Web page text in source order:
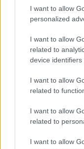
I want to allow
personalized
I want to allow
related to
device identifiers
I want to allow
related to
I want to allow
related to
I want to allow
αστρολογικές
από τη Βίκη
Στο «TV
«Έθνος της